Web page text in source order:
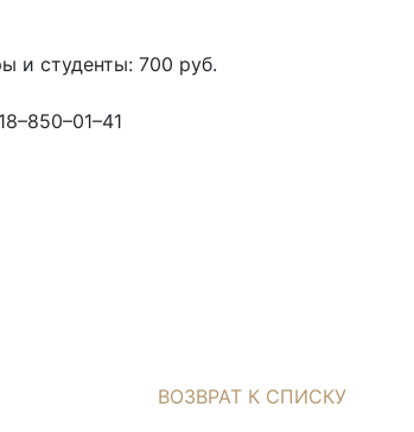
и студенты: 700 руб.
ВОЗВРАТ К СПИСКУ